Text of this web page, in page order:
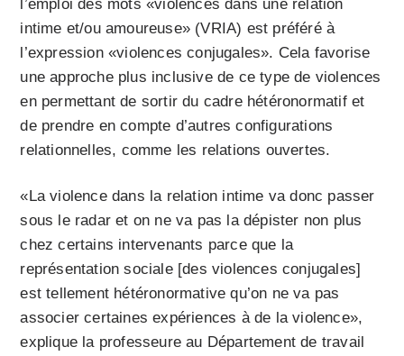
l’emploi des mots «violences dans une relation
intime et/ou amoureuse» (VRIA) est préféré à
l’expression «violences conjugales». Cela favorise
une approche plus inclusive de ce type de violences
en permettant de sortir du cadre hétéronormatif et
de prendre en compte d’autres configurations
relationnelles, comme les relations ouvertes.
«La violence dans la relation intime va donc passer
sous le radar et on ne va pas la dépister non plus
chez certains intervenants parce que la
représentation sociale [des violences conjugales]
est tellement hétéronormative qu’on ne va pas
associer certaines expériences à de la violence»,
explique la professeure au Département de travail